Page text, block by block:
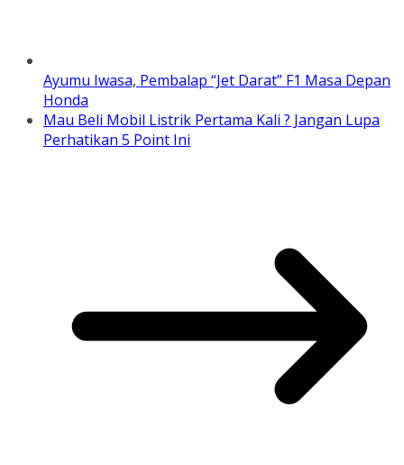
Ayumu Iwasa, Pembalap “Jet Darat” F1 Masa Depan
Honda
Mau Beli Mobil Listrik Pertama Kali ? Jangan Lupa
Perhatikan 5 Point Ini